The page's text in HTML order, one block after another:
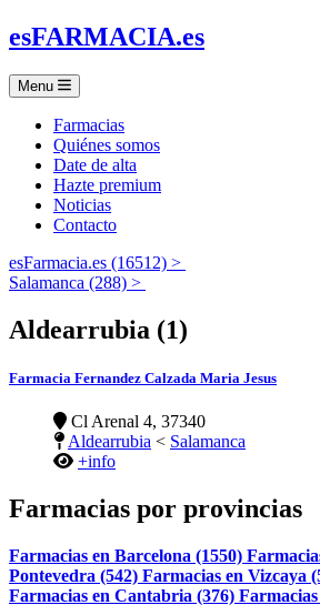
esFARMACIA.es
Menu
Farmacias
Quiénes somos
Date de alta
Hazte premium
Noticias
Contacto
esFarmacia.es (16512) >
Salamanca (288) >
Aldearrubia (1)
Farmacia Fernandez Calzada Maria Jesus
Cl Arenal 4, 37340
Aldearrubia < Salamanca
+info
Farmacias por provincias
Farmacias en Barcelona (1550)
Pontevedra (542) Farmacias en Vizcaya
Farmacias en Cantabria (376)